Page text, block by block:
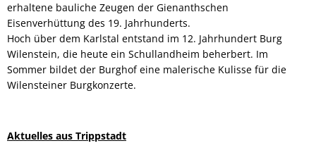
erhaltene bauliche Zeugen der Gienanthschen
Eisenverhüttung des 19. Jahrhunderts.
Hoch über dem Karlstal entstand im 12. Jahrhundert Burg
Wilenstein, die heute ein Schullandheim beherbert. Im
Sommer bildet der Burghof eine malerische Kulisse für die
Wilensteiner Burgkonzerte.
Aktuelles aus Trippstadt